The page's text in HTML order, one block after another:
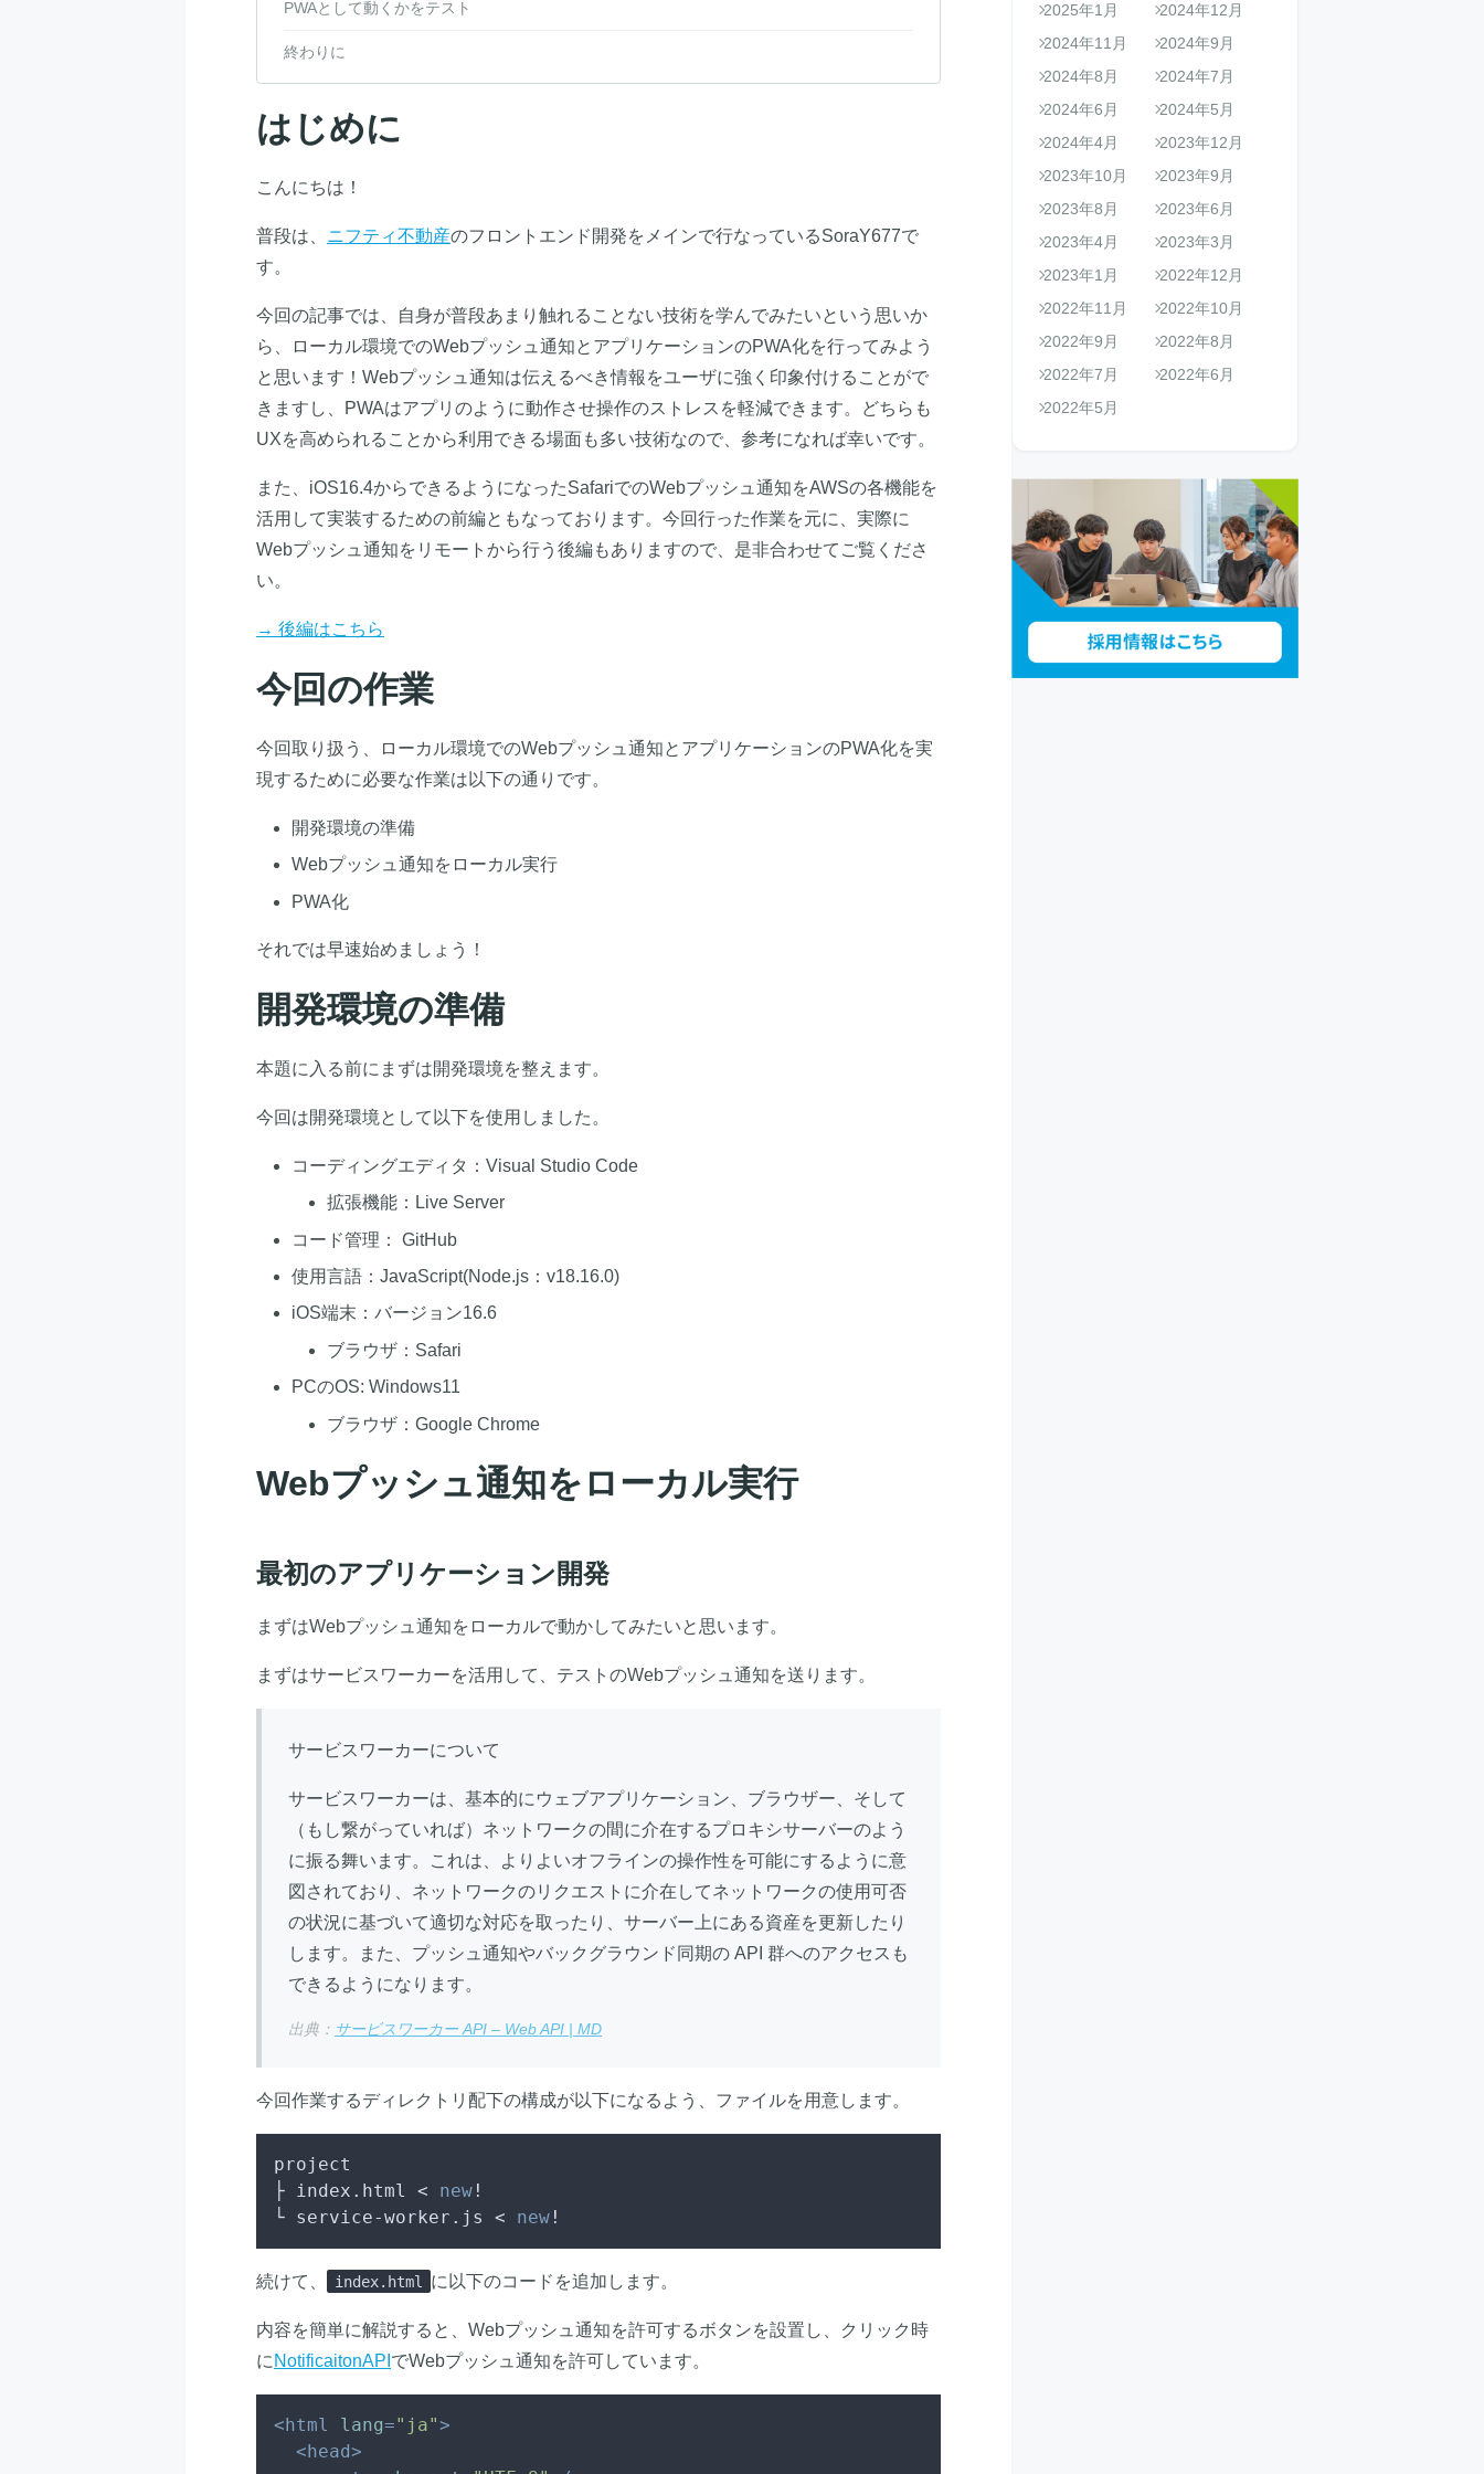
PWAとして動くかをテスト
終わりに
はじめに
こんにちは！
普段は、 ニフティ不動産のフロントエンド開発をメインで行なっているSoraY677で
す。
今回の記事では、自身が普段あまり触れることない技術を学んでみたいという思いか
ら、ローカル環境でのWebプッシュ通知とアプリケーションのPWA化を行ってみよう
と思います！Webプッシュ通知は伝えるべき情報をユーザに強く印象付けることがで
きますし、PWAはアプリのように動作させ操作のストレスを軽減できます。どちらも
UXを高められることから利用できる場面も多い技術なので、参考になれば幸いです。
また、iOS16.4からできるようになったSafariでのWebプッシュ通知をAWSの各機能を
活用して実装するための前編ともなっております。今回行った作業を元に、実際に
Webプッシュ通知をリモートから行う後編もありますので、是非合わせてご覧くださ
い。
→ 後編はこちら
今回の作業
今回取り扱う、ローカル環境でのWebプッシュ通知とアプリケーションのPWA化を実
現するために必要な作業は以下の通りです。
開発環境の準備
Webプッシュ通知をローカル実行
PWA化
それでは早速始めましょう！
開発環境の準備
本題に入る前にまずは開発環境を整えます。
今回は開発環境として以下を使用しました。
コーディングエディタ：Visual Studio Code
拡張機能：Live Server
コード管理： GitHub
使用言語：JavaScript(Node.js：v18.16.0)
iOS端末：バージョン16.6
ブラウザ：Safari
PCのOS: Windows11
ブラウザ：Google Chrome
Webプッシュ通知をローカル実行
最初のアプリケーション開発
まずはWebプッシュ通知をローカルで動かしてみたいと思います。
まずはサービスワーカーを活用して、テストのWebプッシュ通知を送ります。
サービスワーカーについて
サービスワーカーは、基本的にウェブアプリケーション、ブラウザー、そして
（もし繋がっていれば）ネットワークの間に介在するプロキシサーバーのよう
に振る舞います。これは、よりよいオフラインの操作性を可能にするように意
図されており、ネットワークのリクエストに介在してネットワークの使用可否
の状況に基づいて適切な対応を取ったり、サーバー上にある資産を更新したり
します。また、プッシュ通知やバックグラウンド同期の API 群へのアクセスも
できるようになります。
出典： サービスワーカー API – Web API | MD
今回作業するディレクトリ配下の構成が以下になるよう、ファイルを用意します。
project
├ index.html < new !
└ service-worker.js < new !
続けて、 index.html に以下のコードを追加します。
内容を簡単に解説すると、Webプッシュ通知を許可するボタンを設置し、クリック時
に NotificaitonAPI でWebプッシュ通知を許可しています。
<html lang="ja">
<head>
2025年1月
2024年12月
2024年11月
2024年9月
2024年8月
2024年7月
2024年6月
2024年5月
2024年4月
2023年12月
2023年10月
2023年9月
2023年8月
2023年6月
2023年4月
2023年3月
2023年1月
2022年12月
2022年11月
2022年10月
2022年9月
2022年8月
2022年7月
2022年6月
2022年5月